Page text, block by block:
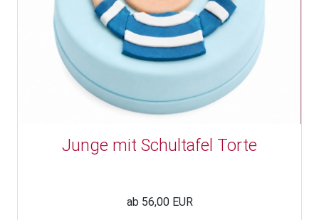
Junge mit Schultafel Torte
ab 56,00 EUR